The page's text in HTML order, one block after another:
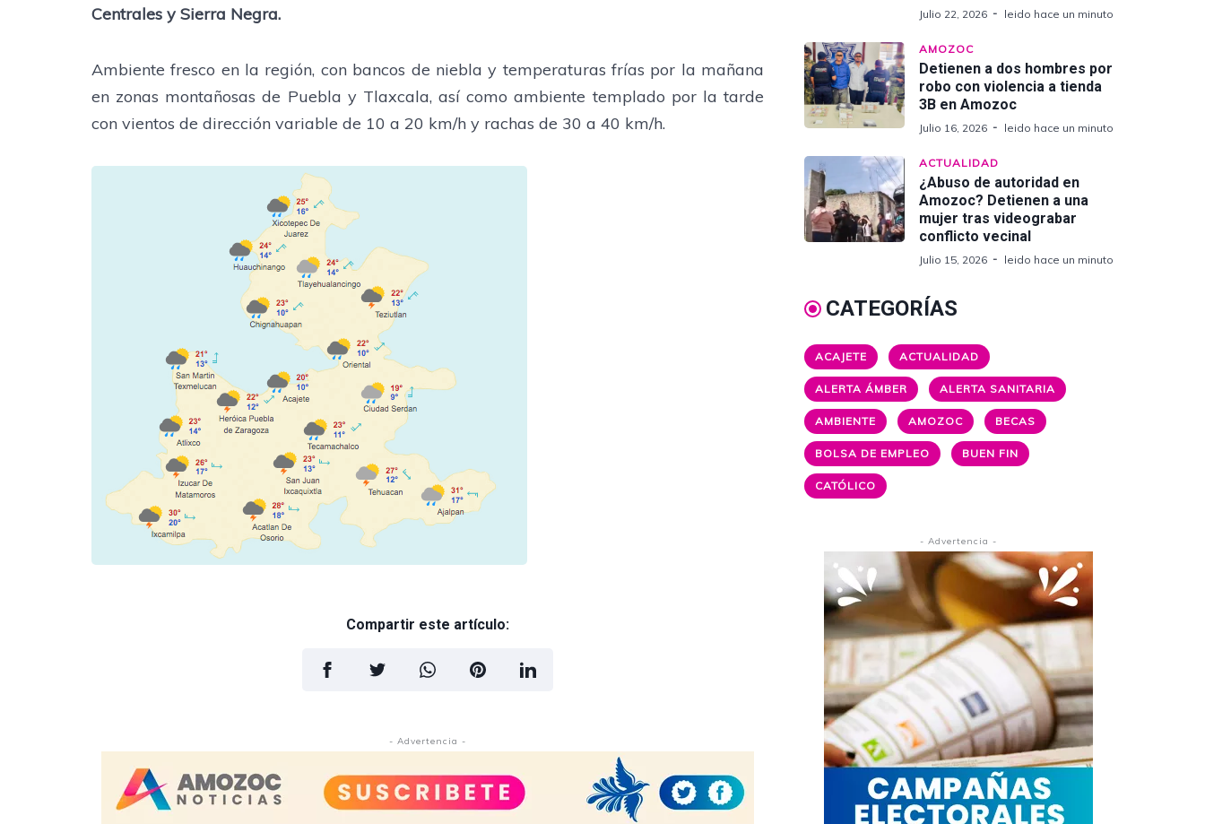
Centrales y Sierra Negra.
Ambiente fresco en la región, con bancos de niebla y temperaturas frías por la mañana
en zonas montañosas de Puebla y Tlaxcala, así como ambiente templado por la tarde
con vientos de dirección variable de 10 a 20 km/h y rachas de 30 a 40 km/h.
Compartir este artículo:
- Advertencia -
Julio 22, 2026 leido hace un minuto
AMOZOC
Detienen a dos hombres por
robo con violencia a tienda
3B en Amozoc
Julio 16, 2026 leido hace un minuto
ACTUALIDAD
¿Abuso de autoridad en
Amozoc? Detienen a una
mujer tras videograbar
conflicto vecinal
Julio 15, 2026 leido hace un minuto
CATEGORÍAS
ACAJETE ACTUALIDAD
ALERTA ÁMBER ALERTA SANITARIA
AMBIENTE AMOZOC BECAS
BOLSA DE EMPLEO BUEN FIN
CATÓLICO
- Advertencia -